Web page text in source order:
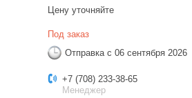
Цену уточняйте
Под заказ
Отправка с 06 сентября 2026
+7 (708) 233-38-65
Менеджер